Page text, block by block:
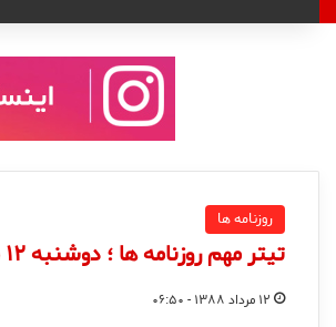
روزنامه ها
تیتر مهم روزنامه ها ؛ دوشنبه ۱۲ مرداد
۱۲ مرداد ۱۳۸۸ - ۰۶:۵۰